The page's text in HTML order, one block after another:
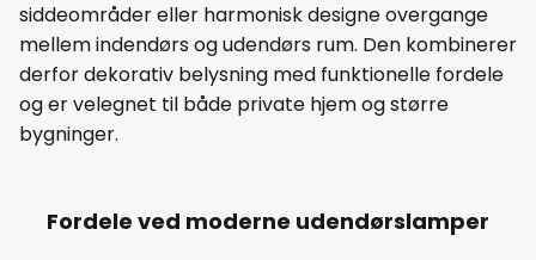
siddeområder eller harmonisk designe overgange
mellem indendørs og udendørs rum. Den kombinerer
derfor dekorativ belysning med funktionelle fordele
og er velegnet til både private hjem og større
bygninger.
Fordele ved moderne udendørslamper